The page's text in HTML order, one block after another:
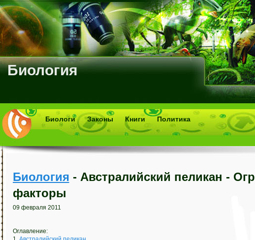
Биология
Биологи Законы Книги Политика
Биология - Австралийский пеликан -
факторы
09 февраля 2011
Оглавление: